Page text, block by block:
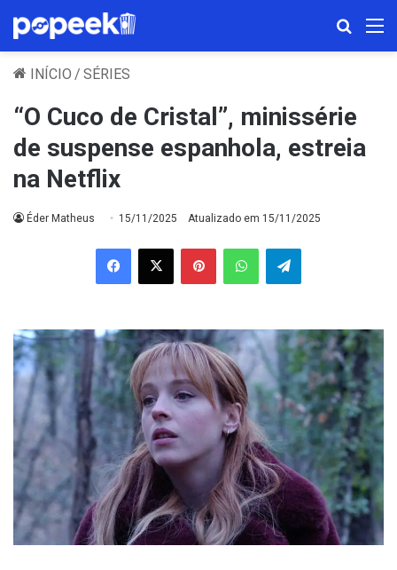
INÍCIO / SÉRIES
“O Cuco de Cristal”, minissérie
de suspense espanhola, estreia
na Netflix
Éder Matheus 15/11/2025 Atualizado em 15/11/2025
Facebook
X PinterestWhatsAppTelegram